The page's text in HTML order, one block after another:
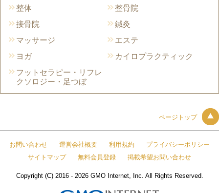
整体
整骨院
接骨院
鍼灸
マッサージ
エステ
ヨガ
カイロプラクティック
フットセラピー・リフレ
クソロジー・足つぼ
ページトップ
お問い合わせ 運営会社概要 利用規約
プライバシーポリシー
サイトマップ
無料会員登録 掲載希望お問い合わせ
Copyright (C) 2016 - 2026 GMO Internet, Inc. All Rights Reserved.